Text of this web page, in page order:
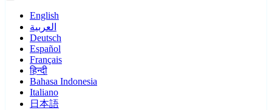
English
العربية
Deutsch
Español
Français
हिन्दी
Bahasa Indonesia
Italiano
日本語